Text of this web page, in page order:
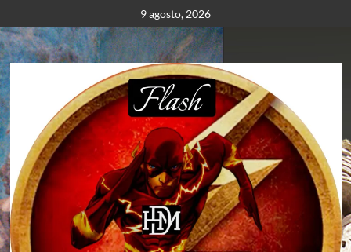
al
contenido
9 agosto, 2026